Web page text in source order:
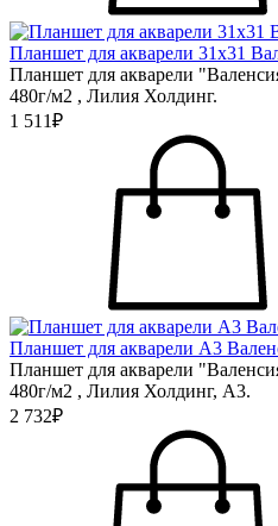
Планшет для акварели 31х31
Планшет для акварели
480г/м2 , Лилия Холдинг.
1 511₽
Планшет для акварели А3
Планшет для акварели
480г/м2 , Лилия Холдинг, А3.
2 732₽